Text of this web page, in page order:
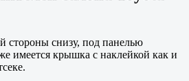
стороны снизу, под панелью
имеется крышка с наклейкой как и